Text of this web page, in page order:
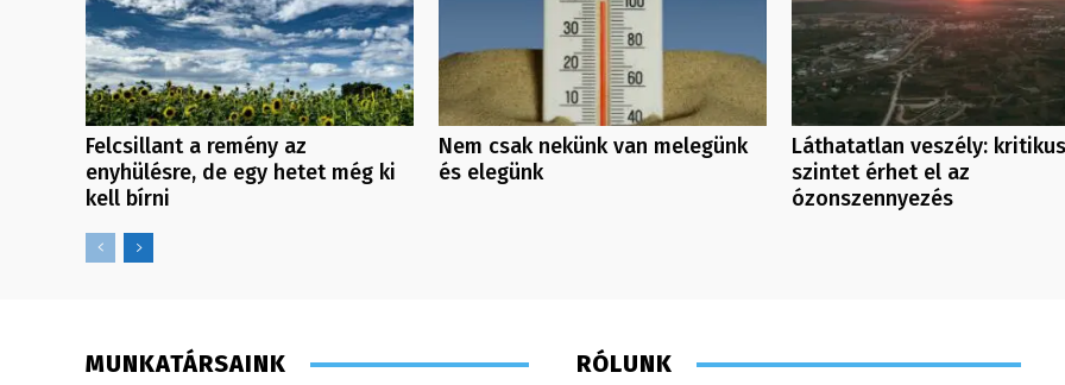
Felcsillant a remény az
enyhülésre, de egy hetet még ki
kell bírni
Nem csak nekünk van melegünk
és elegünk
Láthatatlan veszély: kritikus
szintet érhet el az
ózonszennyezés
MUNKATÁRSAINK RÓLUNK